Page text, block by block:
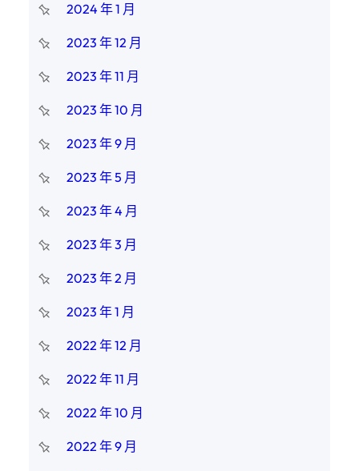
2024 年 1 月
2023 年 12 月
2023 年 11 月
2023 年 10 月
2023 年 9 月
2023 年 5 月
2023 年 4 月
2023 年 3 月
2023 年 2 月
2023 年 1 月
2022 年 12 月
2022 年 11 月
2022 年 10 月
2022 年 9 月